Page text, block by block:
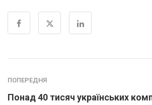
ПОПЕРЕДНЯ
Понад 40 тисяч українських